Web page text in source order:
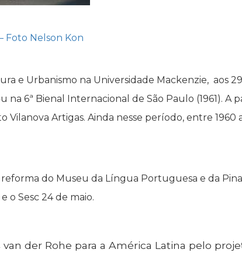
Foto Nelson Kon
e Urbanismo na Universidade Mackenzie, aos
6ª Bienal Internacional de São Paulo (1961). A
Artigas. Ainda nesse período, entre 1960
do Museu da Língua Portuguesa e da
o Sesc 24 de maio.
der Rohe para a América Latina pelo